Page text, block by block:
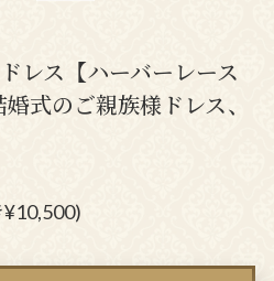
レス【ハーバーレース
式のご親族様ドレス、